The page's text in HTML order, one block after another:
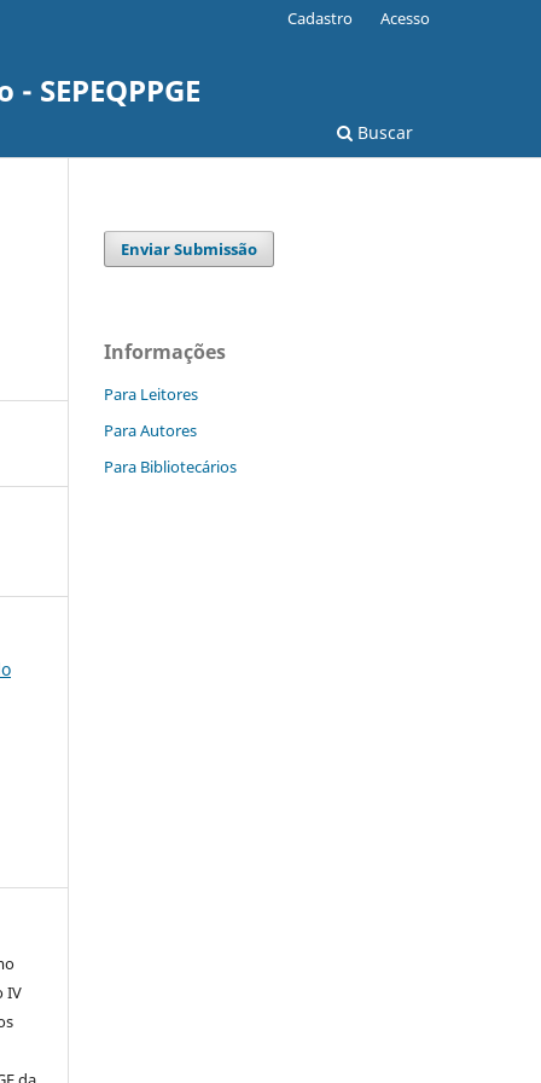
Buscar
Cadastro Acesso
IV
Enviar Submissão
Informações
Para Leitores
Para Autores
Para Bibliotecários